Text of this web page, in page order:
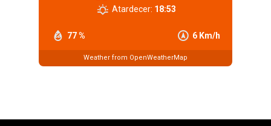
77 % 6 Km/h
Atardecer: 18:53
Weather from OpenWeatherMap